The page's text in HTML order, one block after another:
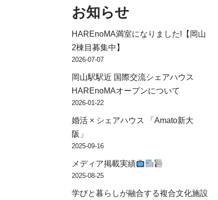
お知らせ
HAREnoMA満室になりました!【岡山
2棟目募集中】
2026-07-07
岡山駅駅近 国際交流シェアハウス
HAREnoMAオープンについて
2026-01-22
婚活 × シェアハウス 「Amato新大
阪」
2025-09-16
メディア掲載実績
2025-08-25
学びと暮らしが融合する複合文化施設